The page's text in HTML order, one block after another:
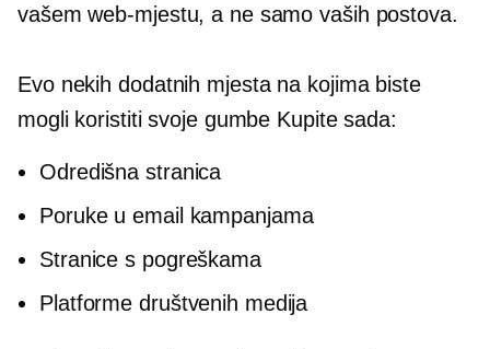
vašem web-mjestu, a ne samo vaših postova.
Evo nekih dodatnih mjesta na kojima biste
mogli koristiti svoje gumbe Kupite sada:
Odredišna stranica
Poruke u email kampanjama
Stranice s pogreškama
Platforme društvenih medija